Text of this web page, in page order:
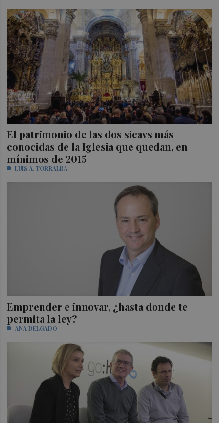
El patrimonio de las dos sicavs más
conocidas de la Iglesia que quedan, en
mínimos de 2015
LUIS A. TORRALBA
Emprender e innovar, ¿hasta donde te
permita la ley?
ANA DELGADO